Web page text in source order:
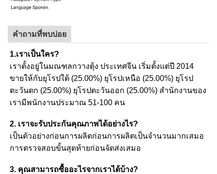
คำถามที่พบบ่อย
1.เราเป็นใคร?
เราตั้งอยู่ในมณฑลกวางตุ้ง ประเทศจีน เริ่มตั้งแต่ปี 2014
ขายให้กับยุโรปใต้ (25.00%) ยุโรปเหนือ (25.00%) ยุโรป
ตะวันตก (25.00%) ยุโรปตะวันออก (25.00%) สำนักงานของ
เรามีพนักงานประมาณ 51-100 คน
2. เราจะรับประกันคุณภาพได้อย่างไร?
เป็นตัวอย่างก่อนการผลิตก่อนการผลิตเป็นจำนวนมากเสมอ
การตรวจสอบขั้นสุดท้ายก่อนจัดส่งเสมอ
3. คุณสามารถซื้ออะไรจากเราได้บ้าง?